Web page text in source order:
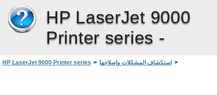
HP LaserJet 9000
Printer series -
HP LaserJet 9000 Printer series > استكشاف المشكلات وإصلاحها >